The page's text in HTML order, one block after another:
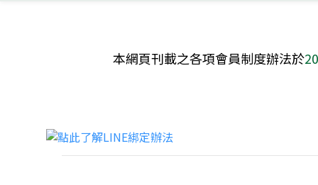
本網頁刊載之各項會員制度辦法於